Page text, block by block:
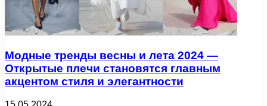
Модные тренды весны и лета 2024 —
Открытые плечи становятся главным
акцентом стиля и элегантности